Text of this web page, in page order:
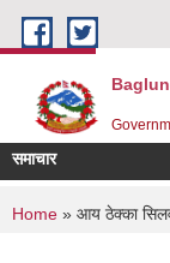
Skip to main content
समाचार
You are
Home » आय ठेक्का